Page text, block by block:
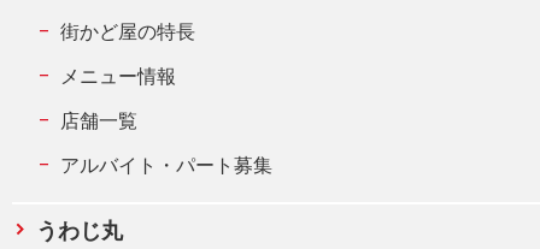
街かど屋の特長
メニュー情報
店舗一覧
アルバイト・パート募集
うわじ丸